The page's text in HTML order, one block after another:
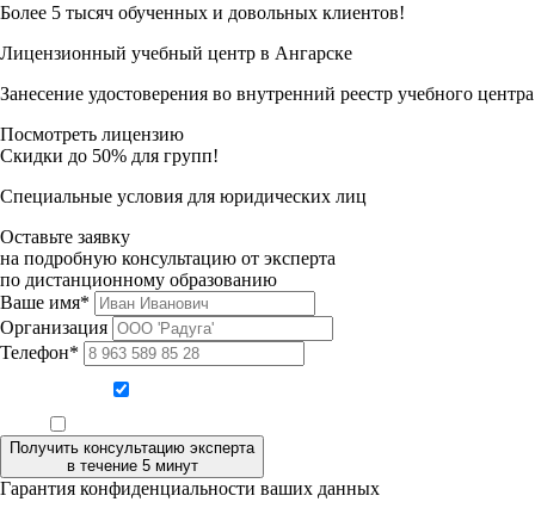
Более 5 тысяч обученных и довольных клиентов!
Лицензионный учебный центр в Ангарске
Занесение удостоверения во внутренний реестр учебного центра
Посмотреть лицензию
Скидки до 50% для групп!
Специальные условия для юридических лиц
Оставьте заявку
на подробную консультацию от эксперта
по дистанционному образованию
Ваше имя*
Организация
Телефон*
Получить консультацию эксперта
в течение 5 минут
Гарантия конфиденциальности ваших данных